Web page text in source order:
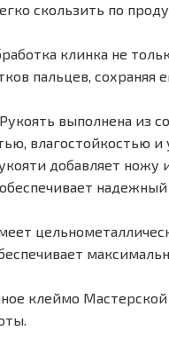
скользить по
клинка не
пальцев, сохраняя
выполнена из
влагостойкостью
добавляет ножу
клеймо